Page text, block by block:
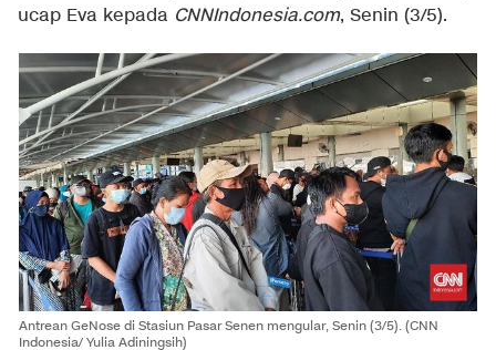
ucap Eva kepada CNNIndonesia.com, Senin (3/5).
Antrean GeNose di Stasiun Pasar Senen mengular, Senin (3/5). (CNN
Indonesia/ Yulia Adiningsih)